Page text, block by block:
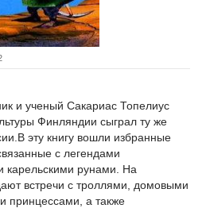
и ученый Сакариас Топелиус
Финляндии сыграл ту же
эту книгу вошли избранные
с легендами
карельскими рунами. На
встречи с троллями, домовыми
принцессами, а также